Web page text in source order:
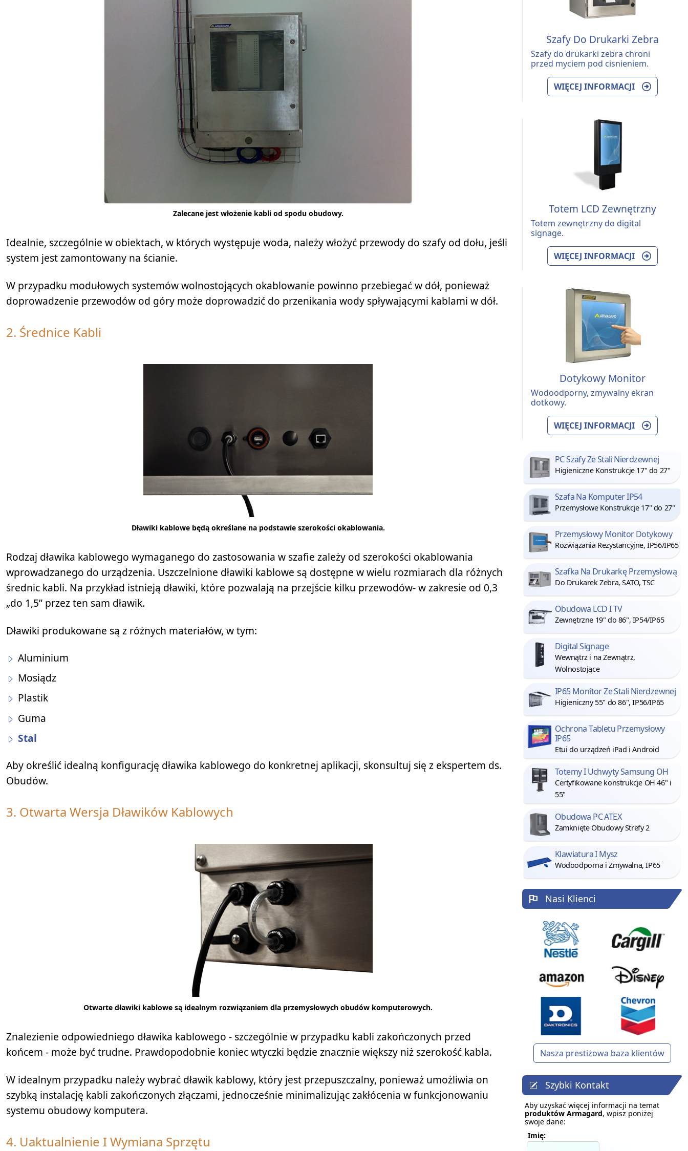
Zalecane jest włożenie kabli od spodu obudowy.
Idealnie, szczególnie w obiektach, w których występuje woda, należy włożyć przewody do szafy od dołu, jeśli
system jest zamontowany na ścianie.
W przypadku modułowych systemów wolnostojących okablowanie powinno przebiegać w dół, ponieważ
doprowadzenie przewodów od góry może doprowadzić do przenikania wody spływającymi kablami w dół.
2. Średnice Kabli
Dławiki kablowe będą określane na podstawie szerokości okablowania.
Rodzaj dławika kablowego wymaganego do zastosowania w szafie zależy od szerokości okablowania
wprowadzanego do urządzenia. Uszczelnione dławiki kablowe są dostępne w wielu rozmiarach dla różnych
średnic kabli. Na przykład istnieją dławiki, które pozwalają na przejście kilku przewodów- w zakresie od 0,3
„do 1,5” przez ten sam dławik.
Dławiki produkowane są z różnych materiałów, w tym:
Aluminium
Mosiądz
Plastik
Guma
Stal
Aby określić idealną konfigurację dławika kablowego do konkretnej aplikacji, skonsultuj się z ekspertem ds.
Obudów.
3. Otwarta Wersja Dławików Kablowych
Otwarte dławiki kablowe są idealnym rozwiązaniem dla przemysłowych obudów komputerowych.
Znalezienie odpowiedniego dławika kablowego - szczególnie w przypadku kabli zakończonych przed
końcem - może być trudne. Prawdopodobnie koniec wtyczki będzie znacznie większy niż szerokość kabla.
W idealnym przypadku należy wybrać dławik kablowy, który jest przepuszczalny, ponieważ umożliwia on
szybką instalację kabli zakończonych złączami, jednocześnie minimalizując zakłócenia w funkcjonowaniu
systemu obudowy komputera.
4. Uaktualnienie I Wymiana Sprzętu
Szafy Do Drukarki Zebra
Szafy do drukarki zebra chroni
przed myciem pod cisnieniem.
WIĘCEJ INFORMACJI
Totem LCD Zewnętrzny
Totem zewnętrzny do digital
signage.
WIĘCEJ INFORMACJI
Dotykowy Monitor
Wodoodporny, zmywalny ekran
dotkowy.
WIĘCEJ INFORMACJI
PC Szafy Ze Stali Nierdzewnej
Higieniczne Konstrukcje 17" do 27"
Szafa Na Komputer IP54
Przemysłowe Konstrukcje 17" do 27"
Przemysłowy Monitor Dotykowy
Rozwiązania Rezystancyjne, IP56/IP65
Szafka Na Drukarkę Przemysłową
Do Drukarek Zebra, SATO, TSC
Obudowa LCD I TV
Zewnętrzne 19" do 86", IP54/IP65
Digital Signage
Wewnątrz i na Zewnątrz,
Wolnostojące
IP65 Monitor Ze Stali Nierdzewnej
Higieniczny 55" do 86", IP56/IP65
Ochrona Tabletu Przemysłowy
IP65
Etui do urządzeń iPad i Android
Totemy I Uchwyty Samsung OH
Certyfikowane konstrukcje OH 46" i
55"
Obudowa PC ATEX
Zamknięte Obudowy Strefy 2
Klawiatura I Mysz
Wodoodporna i Zmywalna, IP65
Nasi Klienci
Nasza prestiżowa baza klientów
Szybki Kontakt
Aby uzyskać więcej informacji na temat
produktów Armagard, wpisz poniżej
swoje dane:
Imię: